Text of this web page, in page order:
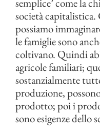
semplice’ come la
società capitalistica.
possiamo
le famiglie sono
coltivano. Quindi
agricole familiari;
sostanzialmente
produzione,
prodotto; poi i
sono esigenze dello